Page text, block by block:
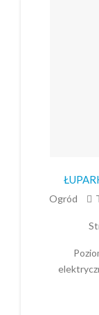
Ogród